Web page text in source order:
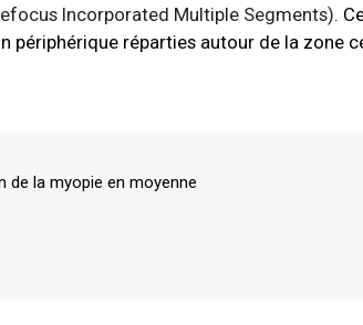
Incorporated Multiple Segments).
réparties autour de la zone
de la myopie en moyenne